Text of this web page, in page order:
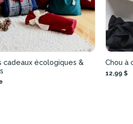
cadeaux écologiques &
Chou à
12,99 $